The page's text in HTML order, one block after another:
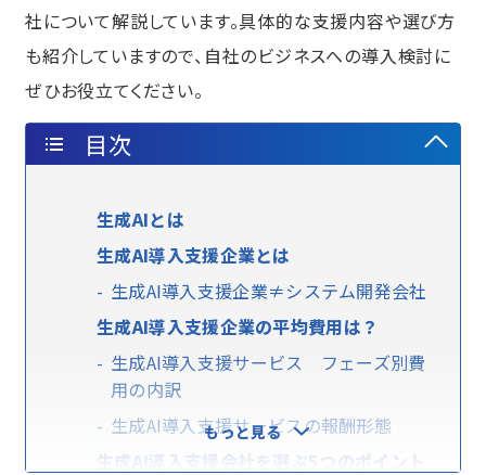
社について解説しています。具体的な支援内容や選び方
も紹介していますので、自社のビジネスへの導入検討に
ぜひお役立てください。
目次
生成AIとは
生成AI導入支援企業とは
生成AI導入支援企業≠システム開発会社
生成AI導入支援企業の平均費用は？
生成AI導入支援サービス フェーズ別費
用の内訳
生成AI導入支援サービスの報酬形態
生成AI導入支援会社を選ぶ5つのポイント
もっと見る